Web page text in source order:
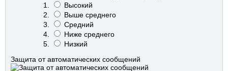
Высокий
Выше среднего
Средний
Ниже среднего
Низкий
Защита от автоматических сообщений